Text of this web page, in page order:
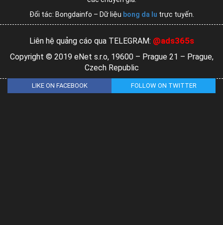
Đối tác: Bongdainfo – Dữ liệu bong da lu trực tuyến.
Liên hệ quảng cáo qua TELEGRAM: @ads365s
Copyright © 2019 eNet s.r.o, 19600 – Prague 21 – Prague,
Czech Republic
LIKE ON FACEBOOK FOLLOW ON TWITTER